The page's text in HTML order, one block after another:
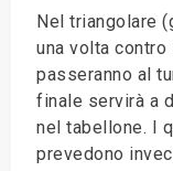
Nel triangolare
una volta contro
passeranno al
finale servirà a
nel tabellone. I
prevedono